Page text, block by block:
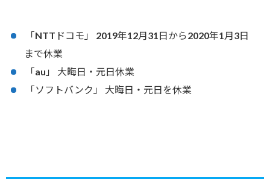
「NTTドコモ」 2019年12月31日から2020年1月3日
まで休業
「au」 大晦日・元日休業
「ソフトバンク」 大晦日・元日を休業